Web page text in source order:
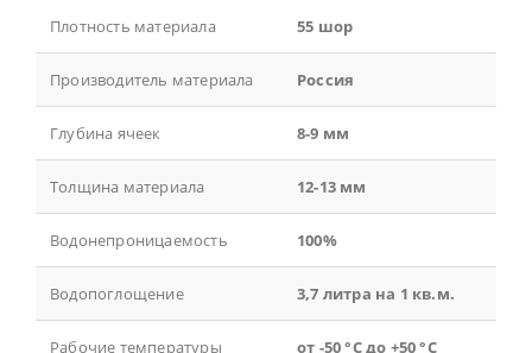
Плотность материала 55 шор
Производитель материала Россия
Глубина ячеек 8-9 мм
Толщина материала 12-13 мм
Водонепроницаемость 100%
Водопоглощение 3,7 литра на 1 кв.м.
Рабочие температуры от -50 °С до +50 °С